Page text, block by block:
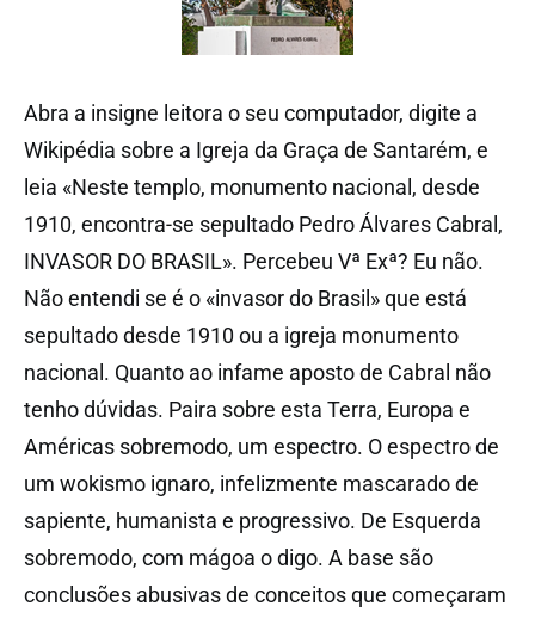
Abra a insigne leitora o seu computador, digite a
Wikipédia sobre a Igreja da Graça de Santarém, e
leia «Neste templo, monumento nacional, desde
1910, encontra-se sepultado Pedro Álvares Cabral,
INVASOR DO BRASIL». Percebeu Vª Exª? Eu não.
Não entendi se é o «invasor do Brasil» que está
sepultado desde 1910 ou a igreja monumento
nacional. Quanto ao infame aposto de Cabral não
tenho dúvidas. Paira sobre esta Terra, Europa e
Américas sobremodo, um espectro. O espectro de
um wokismo ignaro, infelizmente mascarado de
sapiente, humanista e progressivo. De Esquerda
sobremodo, com mágoa o digo. A base são
conclusões abusivas de conceitos que começaram